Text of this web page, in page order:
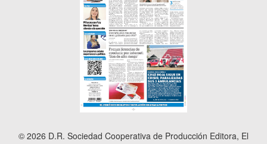
© 2026 D.R. Sociedad Cooperativa de Producción Editora, El